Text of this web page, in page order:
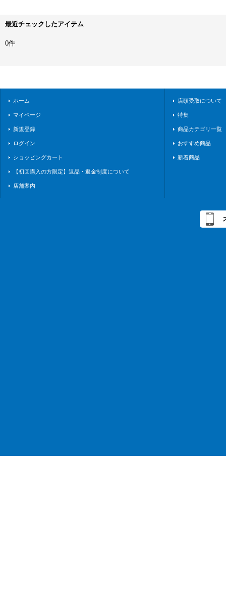
最近チェックしたアイテム
0件
ホーム
マイページ
新規登録
ログイン
ショッピングカート
【初回購入の方限定】返品・返金制度について
店舗案内
店頭受取について
特集
商品カテゴリ一覧
おすすめ商品
新着商品